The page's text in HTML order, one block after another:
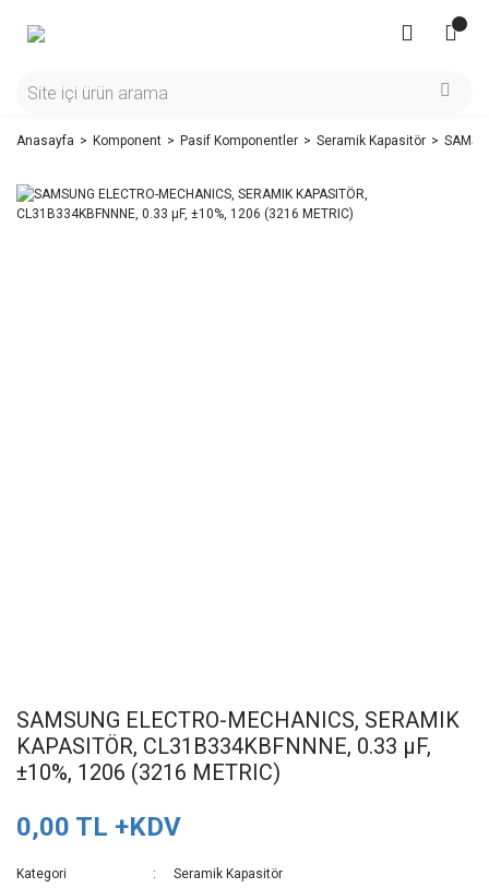
Anasayfa Komponent Pasif Komponentler Seramik Kapasitör
SAMSUNG ELECTRO-MECHANICS, SERAMIK
KAPASITÖR, CL31B334KBFNNNE, 0.33 µF,
±10%, 1206 (3216 METRIC)
0,00 TL +KDV
Kategori
Seramik Kapasitör